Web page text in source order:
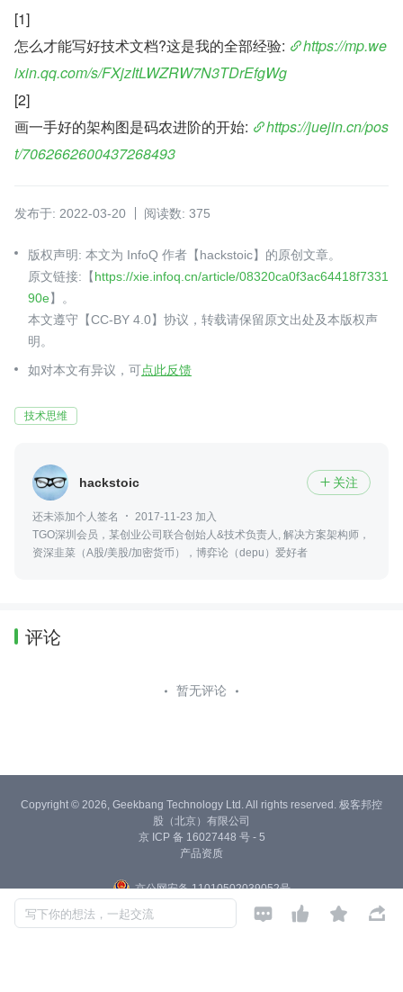
[1]
怎么才能写好技术文档?这是我的全部经验:
https://mp.we
ixin.qq.com/s/FXjzItLWZRW7N3TDrEfgWg
[2]
画一手好的架构图是码农进阶的开始:
https://juejin.cn/pos
t/7062662600437268493
发布于: 2022-03-20 阅读数: 375
版权声明: 本文为 InfoQ 作者【hackstoic】的原创文章。
原文链接:【https://xie.infoq.cn/article/08320ca0f3ac64418f7331
90e】。
本文遵守【CC-BY 4.0】协议，转载请保留原文出处及本版权声
明。
如对本文有异议，可点此反馈
技术思维
hackstoic  关注
还未添加个人签名
2017-11-23 加入
TGO深圳会员，某创业公司联合创始人&技术负责人, 解决方案架构师，
资深韭菜（A股/美股/加密货币），博弈论（depu）爱好者
评论
暂无评论
写下你的想法，一起交流    
Copyright © 2026, Geekbang Technology Ltd. All rights reserved. 极客邦控
股（北京）有限公司
京 ICP 备 16027448 号 - 5
产品资质
京公网安备 11010502039052号